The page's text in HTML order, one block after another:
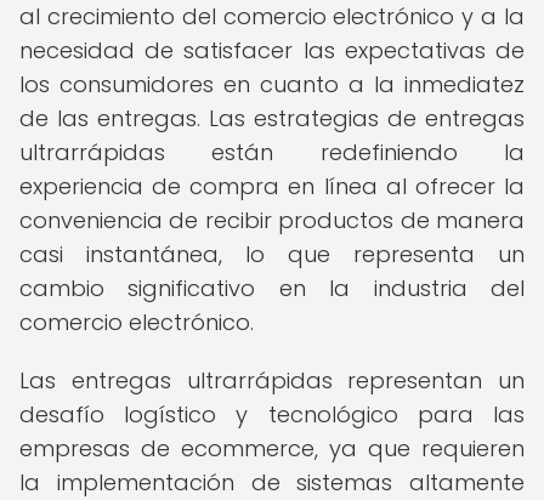
al crecimiento del comercio electrónico y a la
necesidad de satisfacer las expectativas de
los consumidores en cuanto a la inmediatez
de las entregas. Las estrategias de entregas
ultrarrápidas están redefiniendo la
experiencia de compra en línea al ofrecer la
conveniencia de recibir productos de manera
casi instantánea, lo que representa un
cambio significativo en la industria del
comercio electrónico.
Las entregas ultrarrápidas representan un
desafío logístico y tecnológico para las
empresas de ecommerce, ya que requieren
la implementación de sistemas altamente